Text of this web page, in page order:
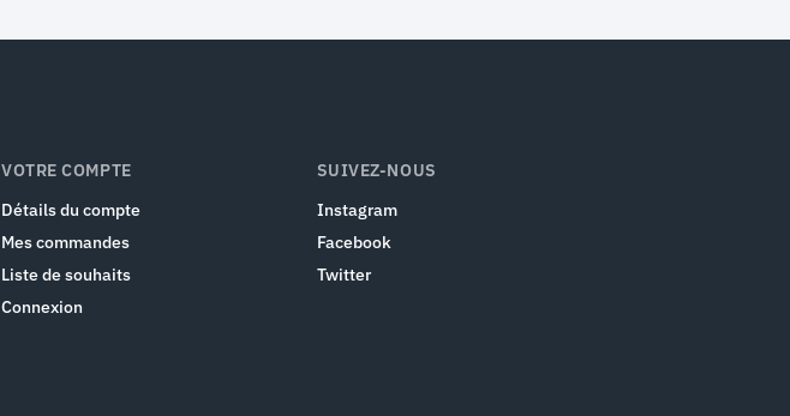
VOTRE COMPTE
Détails du compte
Mes commandes
Liste de souhaits
Connexion
SUIVEZ-NOUS
Instagram
Facebook
Twitter